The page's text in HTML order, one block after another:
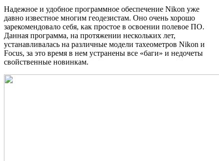
Надежное и удобное программное обеспечение Nikon уже
давно известное многим геодезистам. Оно очень хорошо
зарекомендовало себя, как простое в освоении полевое ПО.
Данная программа, на протяжении нескольких лет,
устанавливалась на различные модели тахеометров Nikon и
Focus, за это время в нем устранены все «баги» и недочеты
свойственные новинкам.